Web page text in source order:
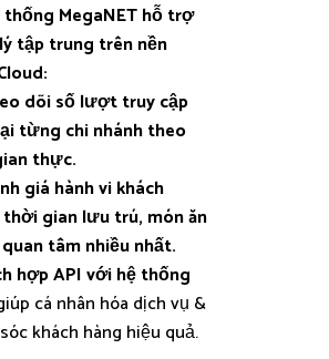
thống MegaNET hỗ trợ
tập trung trên nền
dõi số lượt truy cập
từng chi nhánh theo
thực.
giá hành vi khách
thời gian lưu trú, món ăn
tâm nhiều nhất.
hợp API với hệ thống
cá nhân hóa dịch vụ &
khách hàng hiệu quả.